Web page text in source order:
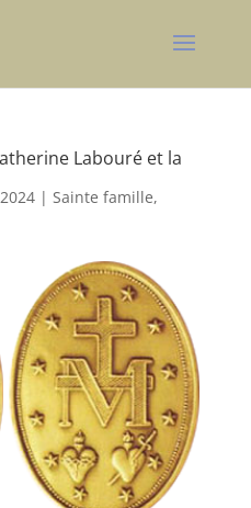
Labouré et la
| Sainte famille,